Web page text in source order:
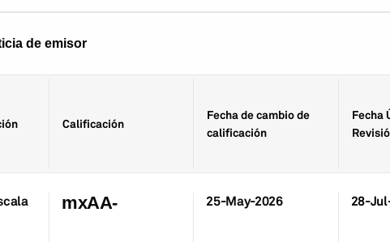
de emisor
Calificación
Fecha de cambio de
calificación
Fecha
mxAA- 25-May-2026 28-